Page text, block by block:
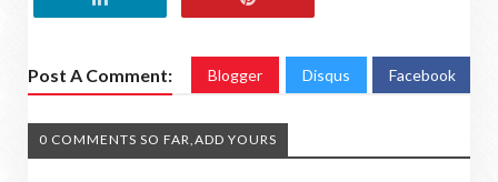
Post A Comment: Blogger Disqus Facebook
0 COMMENTS SO FAR,ADD YOURS